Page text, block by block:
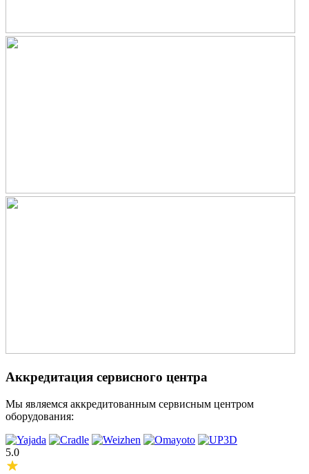
Аккредитация сервисного центра
Мы являемся аккредитованным сервисным центром
оборудования:
5.0